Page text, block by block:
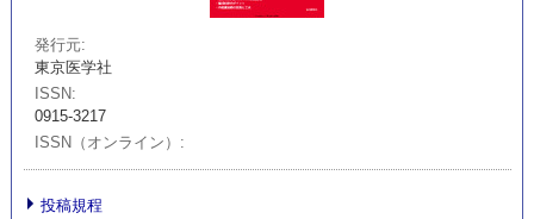
発行元
東京医学社
ISSN
0915-3217
ISSN（オンライン）
投稿規程